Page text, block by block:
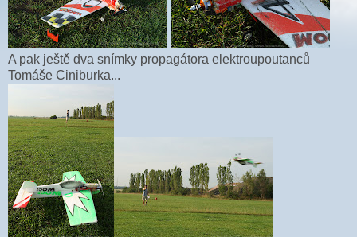
A pak ještě dva snímky propagátora elektroupoutanců
Tomáše Ciniburka...